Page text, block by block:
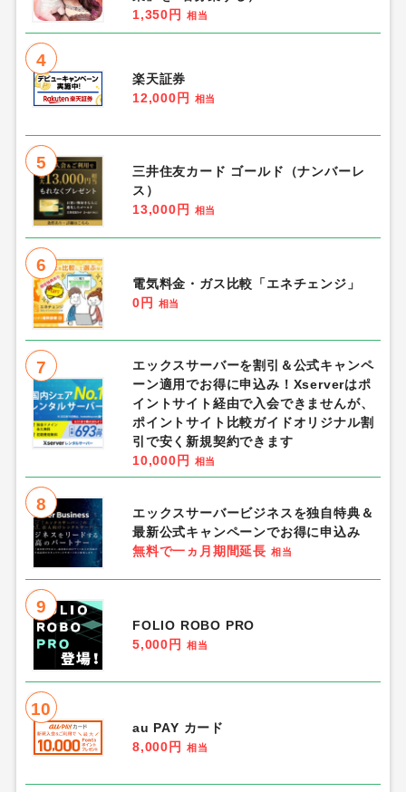
1,350円
相当
4
楽天証券
12,000円
相当
5
三井住友カード ゴールド（ナンバーレ
ス）
13,000円
相当
6
電気料金・ガス比較「エネチェンジ」
0円
相当
7
エックスサーバーを割引＆公式キャンペ
ーン適用でお得に申込み！Xserverはポ
イントサイト経由で入会できませんが、
ポイントサイト比較ガイドオリジナル割
引で安く新規契約できます
10,000円
相当
8
エックスサーバービジネスを独自特典＆
最新公式キャンペーンでお得に申込み
無料で一ヵ月期間延長 相当
9
FOLIO ROBO PRO
5,000円
相当
10
au PAY カード
8,000円
相当